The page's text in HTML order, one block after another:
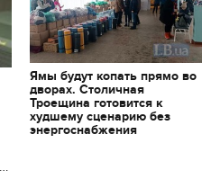
Ямы будут копать прямо во
дворах. Столичная
Троещина готовится к
худшему сценарию без
энергоснабжения